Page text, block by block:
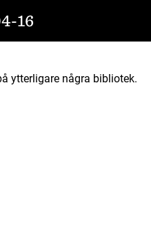
16
ytterligare några bibliotek.